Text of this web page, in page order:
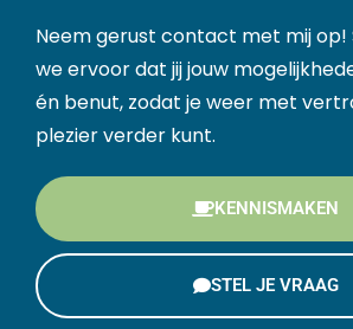
Neem gerust contact met mij op!
we ervoor dat jij jouw
én benut, zodat je weer met
plezier verder kunt.
KENNISMAKEN
STEL JE VRAAG